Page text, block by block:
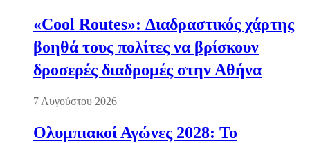
«Cool Routes»: Διαδραστικός χάρτης
βοηθά τους πολίτες να βρίσκουν
δροσερές διαδρομές στην Αθήνα
7 Αυγούστου 2026
Ολυμπιακοί Αγώνες 2028: Το